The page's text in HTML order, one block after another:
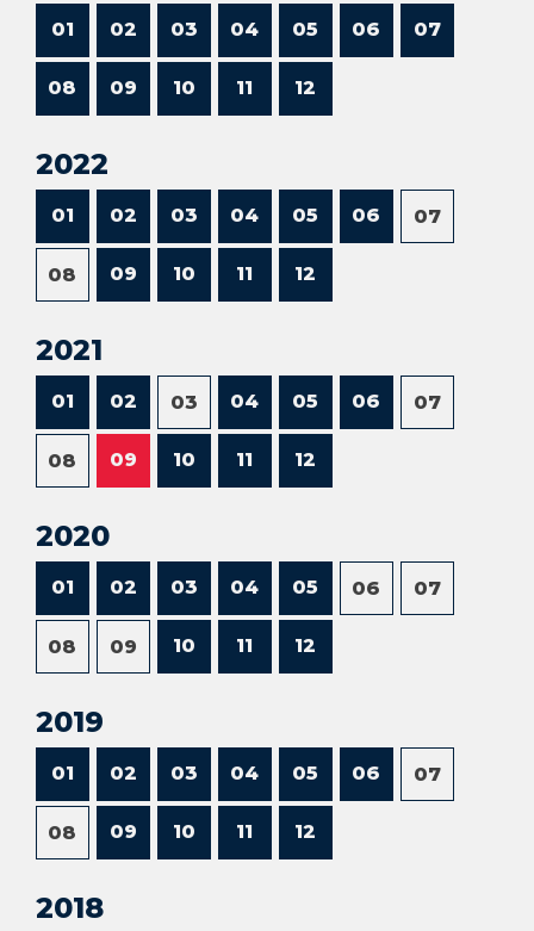
01 02 03 04 05 06 07
08 09 10 11 12
2022
01 02 03 04 05 06 07
08 09 10 11 12
2021
01 02 03 04 05 06 07
08 09 10 11 12
2020
01 02 03 04 05 06 07
08 09 10 11 12
2019
01 02 03 04 05 06 07
08 09 10 11 12
2018